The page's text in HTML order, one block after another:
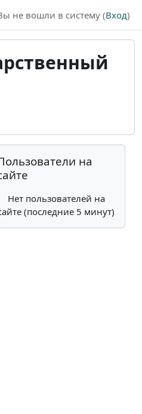
не вошли в систему (Вход)
Пользователи на сайте
на
Нет пользователей на
(последние 5 минут)